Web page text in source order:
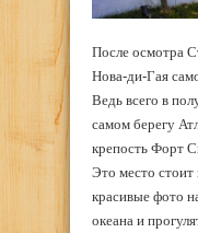
После осмотра
Нова-ди-Гая
Ведь всего в
самом берегу
крепость Форт
Это место стоит
красивые фото
океана и